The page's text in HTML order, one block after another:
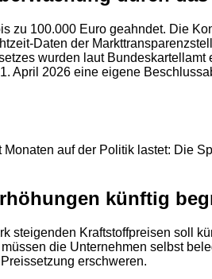
100.000 Euro geahndet. Die
Daten der
wurden laut
April 2026 eine eigene
auf der Politik lastet: Die
künftig
steigenden Kraftstoffpreisen soll
die Unternehmen selbst
erschweren.